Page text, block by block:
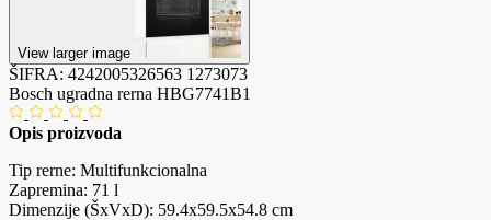
View larger image
ŠIFRA: 4242005326563 1273073
Bosch ugradna rerna HBG7741B1
Opis proizvoda
Tip rerne: Multifunkcionalna
Zapremina: 71 l
Dimenzije (ŠxVxD): 59.4x59.5x54.8 cm